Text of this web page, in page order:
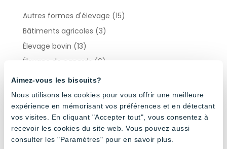
Aimez-vous les biscuits?
Nous utilisons les cookies pour vous offrir une meilleure
expérience en mémorisant vos préférences et en détectant
vos visites. En cliquant "Accepter tout", vous consentez à
recevoir les cookies du site web. Vous pouvez aussi
consulter les "Paramètres" pour en savoir plus.
Autres formes d'élevage (15)
Bâtiments agricoles (3)
Élevage bovin (13)
Élevage de canards (6)
Élevage de chèvres(10)
Élevage de dindes(10)
Élevage de poules pondeuses(13)
Élevage de poulets de chair(14)
Élevage porcin(22)